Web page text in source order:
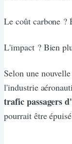
Le coût carbone ?
L'impact ? Bien
Selon une
l'industrie
trafic passagers
pourrait être